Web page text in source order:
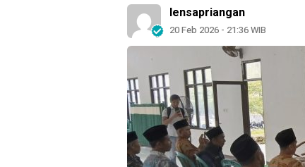
lensapriangan
20 Feb 2026 - 21:36 WIB